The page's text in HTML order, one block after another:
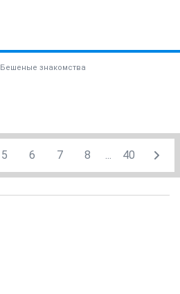
Бешеные знакомства
5 6 7 8 40